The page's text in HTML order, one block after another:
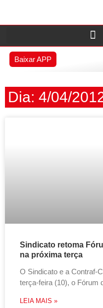
Baixar APP
Dia: 4/04/
Sindicato retoma
na próxima terça
O Sindicato e a Contraf-
terça-feira (10), o Fórum
LEIA MAIS »